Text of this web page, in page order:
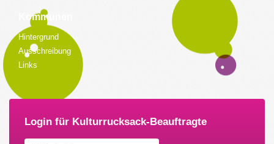
Kommunen
Hintergrund
Ausschreibung
Links